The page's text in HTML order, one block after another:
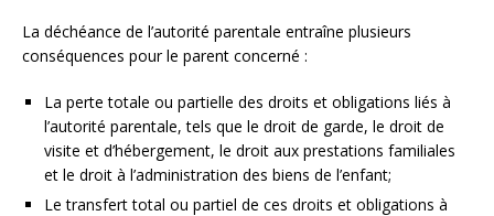
La déchéance de l’autorité parentale entraîne plusieurs
conséquences pour le parent concerné :
La perte totale ou partielle des droits et obligations liés à
l’autorité parentale, tels que le droit de garde, le droit de
visite et d’hébergement, le droit aux prestations familiales
et le droit à l’administration des biens de l’enfant;
Le transfert total ou partiel de ces droits et obligations à